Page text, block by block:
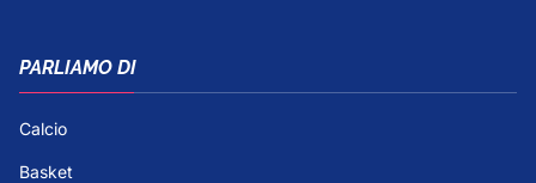
PARLIAMO DI
Calcio
Basket